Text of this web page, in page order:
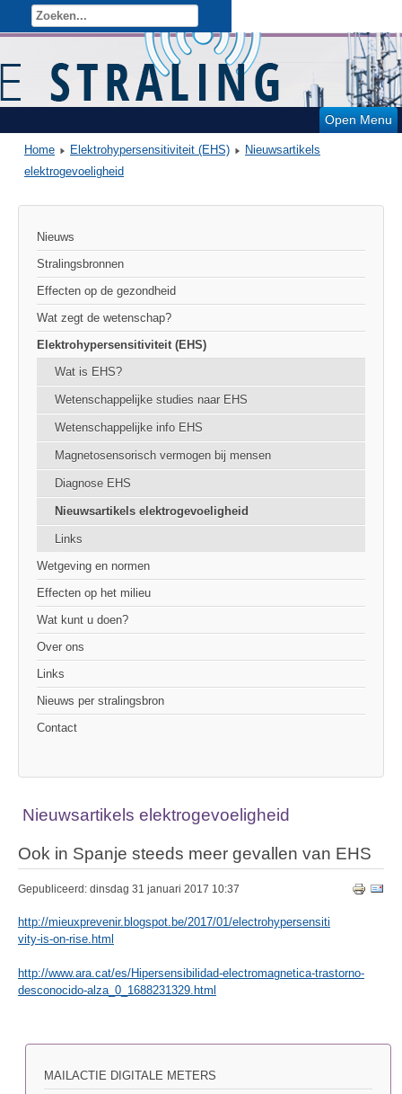
Open Menu
Home Elektrohypersensitiviteit (EHS)
Nieuwsartikels
elektrogevoeligheid
Nieuws
Stralingsbronnen
Effecten op de gezondheid
Wat zegt de wetenschap?
Elektrohypersensitiviteit (EHS)
Wat is EHS?
Wetenschappelijke studies naar EHS
Wetenschappelijke info EHS
Magnetosensorisch vermogen bij mensen
Diagnose EHS
Nieuwsartikels elektrogevoeligheid
Links
Wetgeving en normen
Effecten op het milieu
Wat kunt u doen?
Over ons
Links
Nieuws per stralingsbron
Contact
Nieuwsartikels elektrogevoeligheid
Ook in Spanje steeds meer gevallen van EHS
Gepubliceerd: dinsdag 31 januari 2017 10:37
http://mieuxprevenir.blogspot.be/2017/01/electrohypersensiti
vity-is-on-rise.html
http://www.ara.cat/es/Hipersensibilidad-electromagnetica-trastorno-
desconocido-alza_0_1688231329.html
MAILACTIE DIGITALE METERS